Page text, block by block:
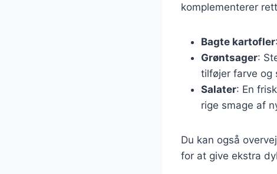
komplementerer
Bagte kartofler
Grøntsager:
tilføjer farve og
Salater: En
rige smage af
Du kan også
for at give ekstra